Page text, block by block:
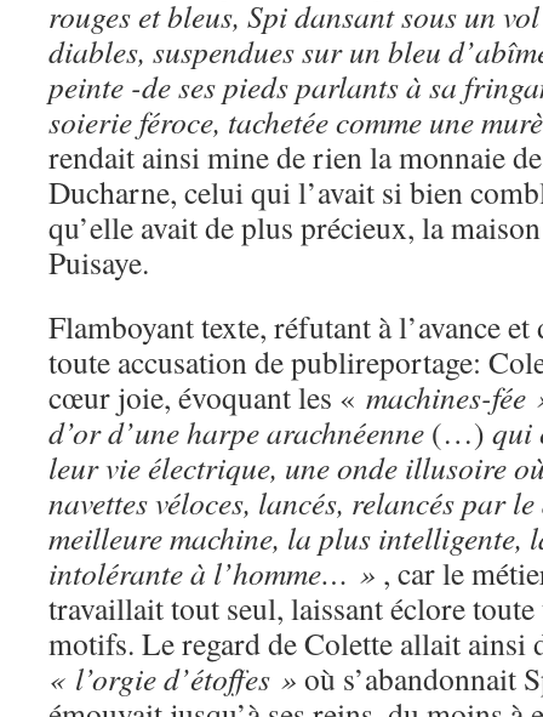
rouges et bleus, Spi dansant sous un
diables, suspendues sur un bleu
peinte -de ses pieds parlants à sa
soierie féroce, tachetée comme une
rendait ainsi mine de rien la monnaie
Ducharne, celui qui l’avait si bien
qu’elle avait de plus précieux, la
Puisaye.
Flamboyant texte, réfutant à l’avance
toute accusation de publireportage:
cœur joie, évoquant les « machines-fée
d’or d’une harpe arachnéenne (…) qui
leur vie électrique, une onde illusoire
navettes véloces, lancés, relancés par
meilleure machine, la plus intelligente,
intolérante à l’homme… » , car le
travaillait tout seul, laissant éclore
motifs. Le regard de Colette allait ainsi
« l’orgie d’étoffes » où s’abandonnait